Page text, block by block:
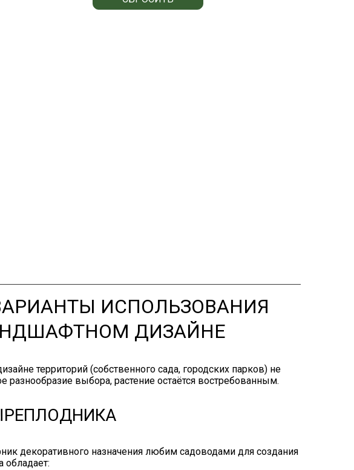
ИСПОЛЬЗОВАНИЯ
ДИЗАЙНЕ
территорий (собственного сада, городских парков) не
разнообразие выбора, растение остаётся востребованным.
декоративного назначения любим садоводами для создания
обладает: